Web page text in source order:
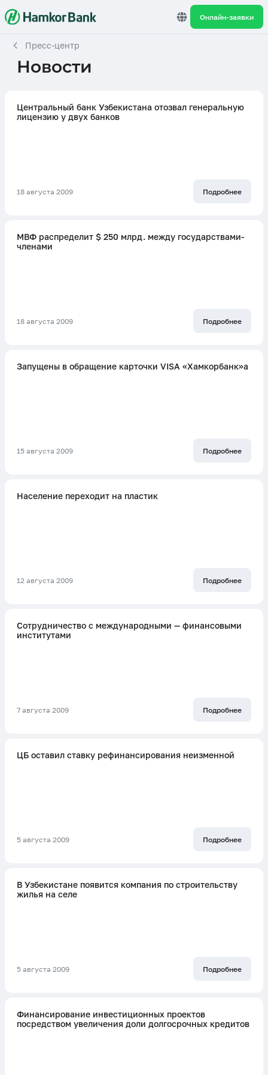
Онлайн-заявки
Пресс-центр
Новости
Центральный банк Узбекистана отозвал генеральную
лицензию у двух банков
18 августа 2009 Подробнее
МВФ распределит $ 250 млрд. между государствами-
членами
18 августа 2009 Подробнее
Запущены в обращение карточки VISA «Хамкорбанк»а
15 августа 2009 Подробнее
Население переходит на пластик
12 августа 2009 Подробнее
Сотрудничество с международными — финансовыми
институтами
7 августа 2009 Подробнее
ЦБ оставил ставку рефинансирования неизменной
5 августа 2009 Подробнее
В Узбекистане появится компания по строительству
жилья на селе
5 августа 2009 Подробнее
Финансирование инвестиционных проектов
посредством увеличения доли долгосрочных кредитов